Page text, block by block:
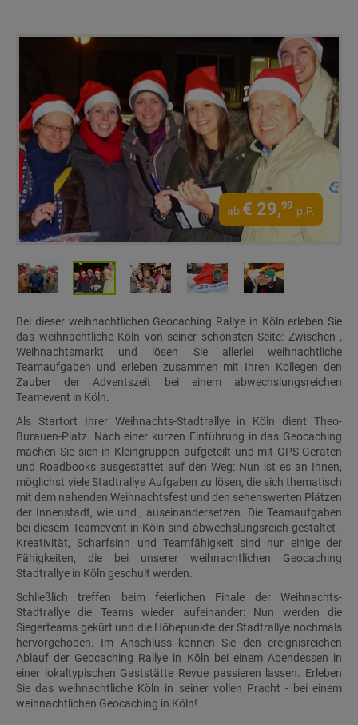
ab € 29,99 p.P.
Bei dieser weihnachtlichen Geocaching Rallye in Köln erleben Sie
das weihnachtliche Köln von seiner schönsten Seite: Zwischen ,
Weihnachtsmarkt und lösen Sie allerlei weihnachtliche
Teamaufgaben und erleben zusammen mit Ihren Kollegen den
Zauber der Adventszeit bei einem abwechslungsreichen
Teamevent in Köln.
Als Startort Ihrer Weihnachts-Stadtrallye in Köln dient Theo-
Burauen-Platz. Nach einer kurzen Einführung in das Geocaching
machen Sie sich in Kleingruppen aufgeteilt und mit GPS-Geräten
und Roadbooks ausgestattet auf den Weg: Nun ist es an Ihnen,
möglichst viele Stadtrallye Aufgaben zu lösen, die sich thematisch
mit dem nahenden Weihnachtsfest und den sehenswerten Plätzen
der Innenstadt, wie und , auseinandersetzen. Die Teamaufgaben
bei diesem Teamevent in Köln sind abwechslungsreich gestaltet -
Kreativität, Scharfsinn und Teamfähigkeit sind nur einige der
Fähigkeiten, die bei unserer weihnachtlichen Geocaching
Stadtrallye in Köln geschult werden.
Schließlich treffen beim feierlichen Finale der Weihnachts-
Stadtrallye die Teams wieder aufeinander: Nun werden die
Siegerteams gekürt und die Höhepunkte der Stadtrallye nochmals
hervorgehoben. Im Anschluss können Sie den ereignisreichen
Ablauf der Geocaching Rallye in Köln bei einem Abendessen in
einer lokaltypischen Gaststätte Revue passieren lassen. Erleben
Sie das weihnachtliche Köln in seiner vollen Pracht - bei einem
weihnachtlichen Geocaching in Köln!